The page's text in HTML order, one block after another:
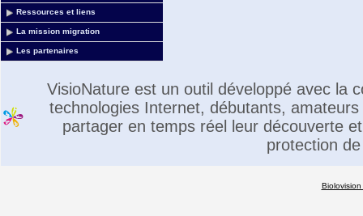
Ressources et liens
La mission migration
Les partenaires
VisioNature est un outil développé avec la
technologies Internet, débutants,
partager en temps réel leur découverte
protection
Biolovision